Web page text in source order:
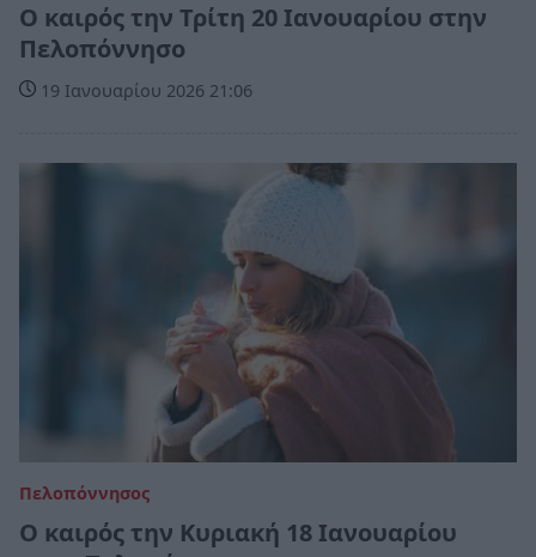
Ο καιρός την Τρίτη 20 Ιανουαρίου στην
Πελοπόννησο
19 Ιανουαρίου 2026 21:06
Πελοπόννησος
Ο καιρός την Κυριακή 18 Ιανουαρίου